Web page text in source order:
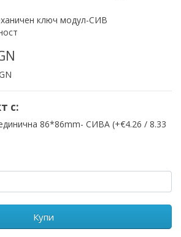
ключ модул-СИВ
с:
86*86mm- СИВА (+€4.26 / 8.33
Купи